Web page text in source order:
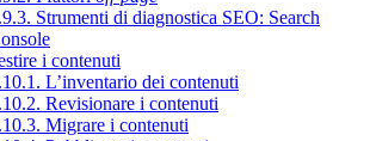
Strumenti di diagnostica SEO: Search
i contenuti
L’inventario dei contenuti
Revisionare i contenuti
Migrare i contenuti